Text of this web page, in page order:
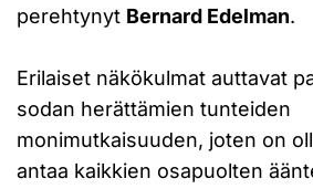
perehtynyt Bernard Edelman.
Erilaiset näkökulmat auttavat
sodan herättämien tunteiden
monimutkaisuuden, joten on
antaa kaikkien osapuolten